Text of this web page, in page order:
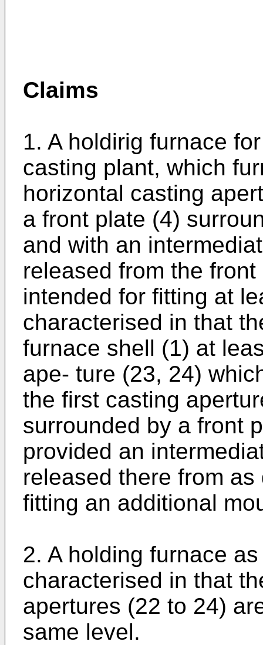
Claims
1. A holdirig furnace
casting plant, which
horizontal casting
a front plate (4)
and with an
released from the
intended for fitting at
characterised in that
furnace shell (1) at
ape- ture (23, 24)
the first casting
surrounded by a front
provided an
released there from
fitting an additional
2. A holding furnace
characterised in that
apertures (22 to 24)
same level.